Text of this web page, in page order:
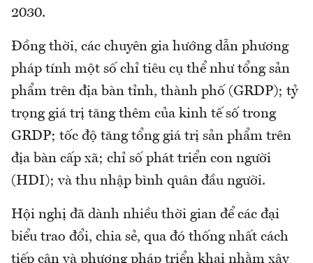
2030.
Đồng thời, các chuyên gia hướng dẫn phương
pháp tính một số chỉ tiêu cụ thể như tổng sản
phẩm trên địa bàn tỉnh, thành phố (GRDP); tỷ
trọng giá trị tăng thêm của kinh tế số trong
GRDP; tốc độ tăng tổng giá trị sản phẩm trên
địa bàn cấp xã; chỉ số phát triển con người
(HDI); và thu nhập bình quân đầu người.
Hội nghị đã dành nhiều thời gian để các đại
biểu trao đổi, chia sẻ, qua đó thống nhất cách
tiếp cận và phương pháp triển khai nhằm xây